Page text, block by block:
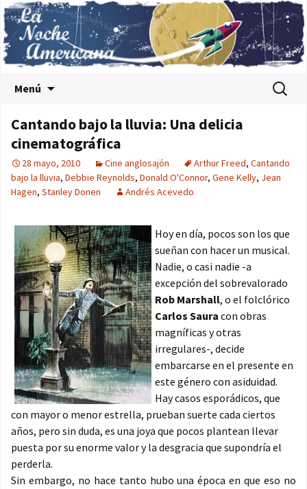
Menú Buscar:
Cantando bajo la lluvia: Una delicia
cinematográfica
28 mayo, 2010 Cine anglosajón Arthur Freed, Cantando
bajo la lluvia, Debbie Reynolds, Donald O'Connor, Gene Kelly, Jean
Hagen, Stanley Donen Andrés Acevedo
Hoy en día, pocos son los que
sueñan con hacer un musical.
Nadie, o casi nadie -a
excepción del sobrevalorado
Rob Marshall, o el folclórico
Carlos Saura con obras
magníficas y otras
irregulares-, decide
embarcarse en el presente en
este género con asiduidad.
Hay casos esporádicos, que
con mayor o menor estrella, prueban suerte cada ciertos
años, pero sin duda, es una joya que pocos plantean llevar
puesta por su enorme valor y la desgracia que supondría el
perderla.
Sin embargo, no hace tanto hubo una época en que eso no